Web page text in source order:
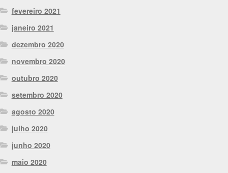
fevereiro 2021
janeiro 2021
dezembro 2020
novembro 2020
outubro 2020
setembro 2020
agosto 2020
julho 2020
junho 2020
maio 2020